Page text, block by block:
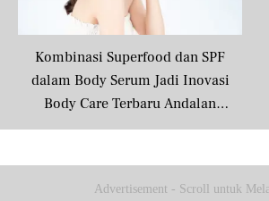
Kombinasi Superfood dan SPF
dalam Body Serum Jadi Inovasi
Body Care Terbaru Andalan
Masyarakat Urban
Advertisement - Scroll untuk